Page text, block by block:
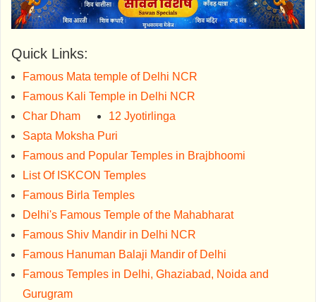
Quick Links:
Famous Mata temple of Delhi NCR
Famous Kali Temple in Delhi NCR
Char Dham
12 Jyotirlinga
Sapta Moksha Puri
Famous and Popular Temples in Brajbhoomi
List Of ISKCON Temples
Famous Birla Temples
Delhi's Famous Temple of the Mahabharat
Famous Shiv Mandir in Delhi NCR
Famous Hanuman Balaji Mandir of Delhi
Famous Temples in Delhi, Ghaziabad, Noida and
Gurugram